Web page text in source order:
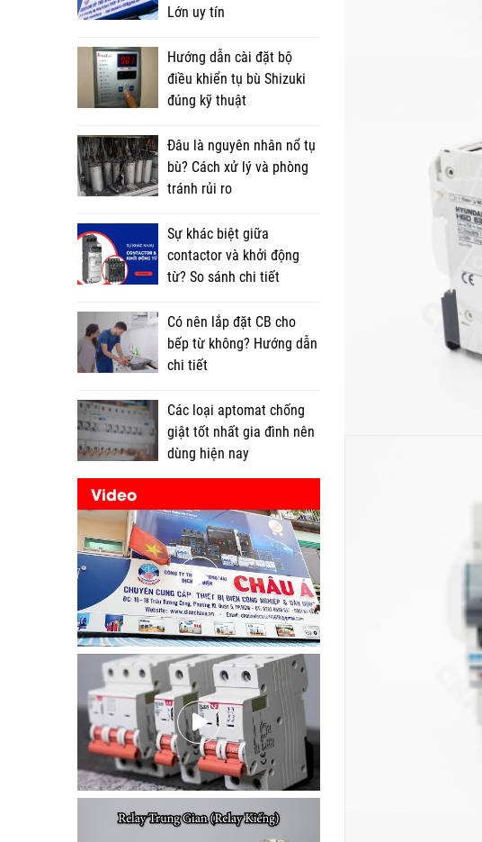
Lớn uy tín
Hướng dẫn cài đặt bộ
điều khiển tụ bù Shizuki
đúng kỹ thuật
Đâu là nguyên nhân nổ tụ
bù? Cách xử lý và phòng
tránh rủi ro
Sự khác biệt giữa
contactor và khởi động
từ? So sánh chi tiết
Có nên lắp đặt CB cho
bếp từ không? Hướng dẫn
chi tiết
Các loại aptomat chống
giật tốt nhất gia đình nên
dùng hiện nay
Video